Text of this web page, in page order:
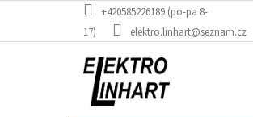
obsah
+420585226189 (po-pa 8-
17)
elektro.linhart@seznam.cz